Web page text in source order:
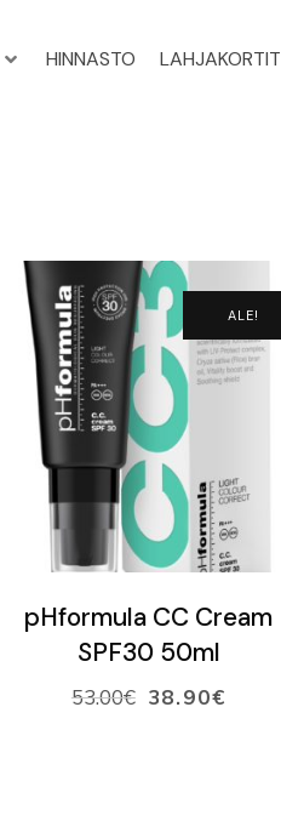
HINNASTO LAHJAKORTIT
ALE!
VALITSE SÄVY
pHformula CC Cream
SPF30 50ml
53.00€ 38.90€